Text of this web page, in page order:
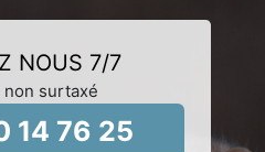
NOUS 7/7
non surtaxé
14 76 25